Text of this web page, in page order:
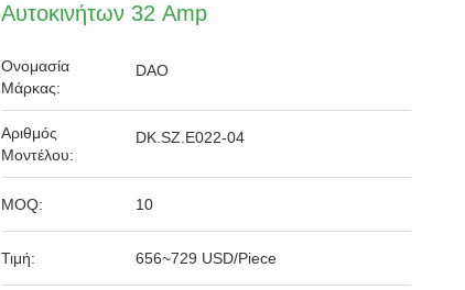
Αυτοκινήτων 32 Amp
Ονομασία
Μάρκας:
DAO
Αριθμός
Μοντέλου:
DK.SZ.E022-04
MOQ: 10
Τιμή: 656~729 USD/Piece